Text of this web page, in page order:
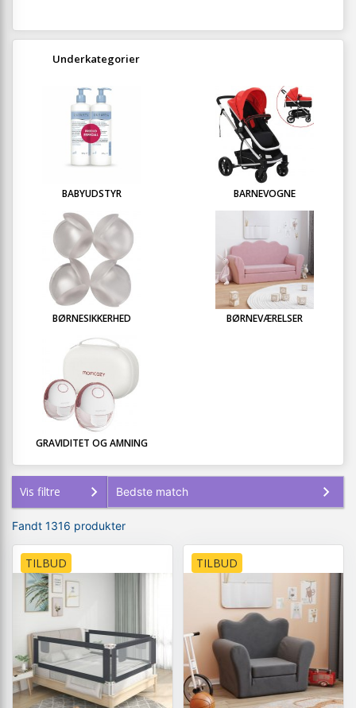
Underkategorier
BABYUDSTYR BARNEVOGNE
BØRNESIKKERHED BØRNEVÆRELSER
GRAVIDITET OG AMNING
Vis filtre
Fandt 1316 produkter
TILBUD TILBUD